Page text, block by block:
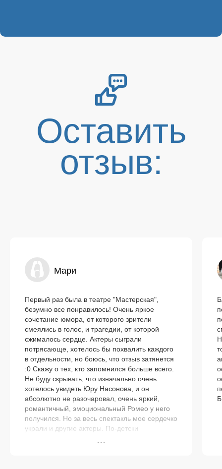
Оставить
отзыв:
Мари
Первый раз была в театре "Мастерская",
безумно все понравилось! Очень яркое
сочетание юмора, от которого зрители
смеялись в голос, и трагедии, от которой
сжималось сердце. Актеры сыграли
потрясающе, хотелось бы похвалить каждого
в отдельности, но боюсь, что отзыв затянется
:0 Скажу о тех, кто запомнился больше всего.
Не буду скрывать, что изначально очень
хотелось увидеть Юру Насонова, и он
абсолютно не разочаровал, очень яркий,
романтичный, эмоциональный Ромео у него
получился. Но за весь спектакль мое сердечко
украли и другие актеры. По-детски